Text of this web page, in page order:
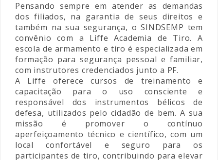
Pensando sempre em atender as demandas
dos filiados, na garantia de seus direitos e
também na sua segurança, o SINDSEMP tem
convênio com a Liffe Academia de Tiro. A
escola de armamento e tiro é especializada em
formação para segurança pessoal e familiar,
com instrutores credenciados junto a PF.
A Liffe oferece cursos de treinamento e
capacitação para o uso consciente e
responsável dos instrumentos bélicos de
defesa, utilizados pelo cidadão de bem. A sua
missão é promover o contínuo
aperfeiçoamento técnico e científico, com um
local confortável e seguro para os
participantes de tiro, contribuindo para elevar